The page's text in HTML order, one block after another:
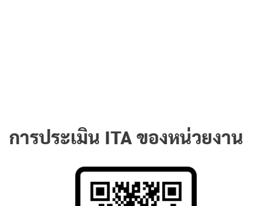
การประเมิน ITA ของหน่วยงาน